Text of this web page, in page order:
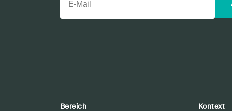
Bereich Kontext